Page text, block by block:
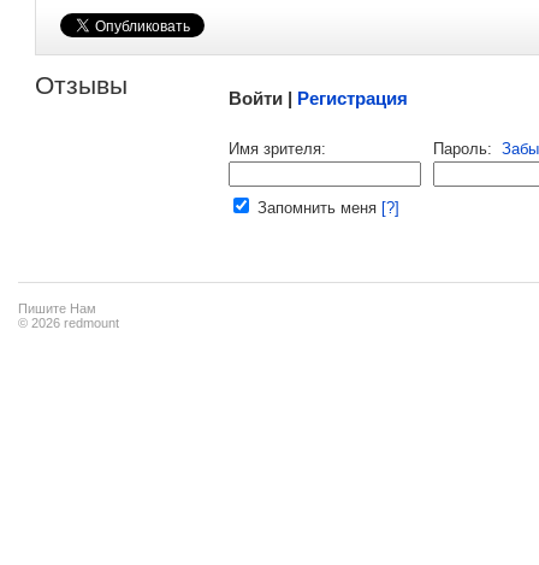
Отзывы Войти | Регистрация
Имя зрителя: Пароль:
Запомнить меня [?]
Пишите Нам
© 2026 redmount